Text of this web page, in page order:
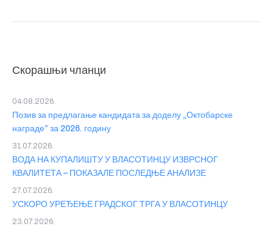
Скорашњи чланци
Позив за предлагање кандидата за доделу „Октобарске
награде” за 2026. годину
04.08.2026.
ВОДА НА КУПАЛИШТУ У ВЛАСОТИНЦУ ИЗВРСНОГ
КВАЛИТЕТА – ПОКАЗАЛЕ ПОСЛЕДЊЕ АНАЛИЗЕ
31.07.2026.
УСКОРО УРЕЂЕЊЕ ГРАДСКОГ ТРГА У ВЛАСОТИНЦУ
27.07.2026.
23.07.2026.